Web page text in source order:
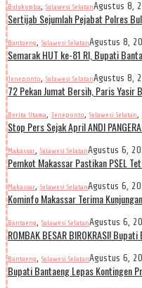
Bulukumba, Sulawesi SelatanAgustus 8,
Sertijab Sejumlah Pejabat Polres
Bantaeng, Sulawesi SelatanAgustus 8,
Semarak HUT ke-81 RI, Bupati
Jeneponto, Sulawesi SelatanAgustus 8,
72 Pekan Jumat Bersih, Paris Yasir
Berita Utama, Jeneponto, Sulawesi Selatan,
Stop Pers Sejak April ANDI
Makassar, Sulawesi SelatanAgustus 6,
Pemkot Makassar Pastikan PSEL
Makassar, Sulawesi SelatanAgustus 6,
Kominfo Makassar Terima
Bantaeng, Sulawesi SelatanAgustus 6,
ROMBAK BESAR BIROKRASI! Bupati
Bantaeng, Sulawesi SelatanAgustus 6,
Bupati Bantaeng Lepas Kontingen